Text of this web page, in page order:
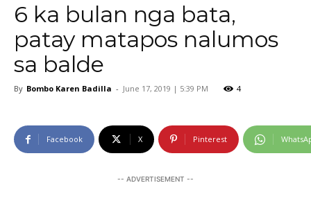
6 ka bulan nga bata,
patay matapos nalumos
sa balde
By Bombo Karen Badilla - June 17, 2019 | 5:39 PM 4
Facebook X Pinterest
-- ADVERTISEMENT --